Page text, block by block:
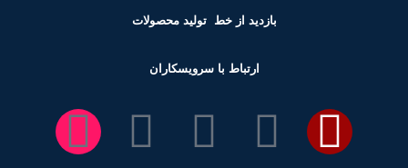
بازدید از خط تولیدمحصولات
ارتباط با سرویسکاران